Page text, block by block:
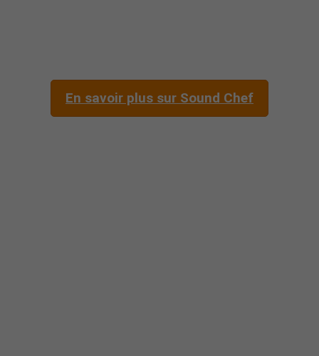
En savoir plus sur Sound Chef